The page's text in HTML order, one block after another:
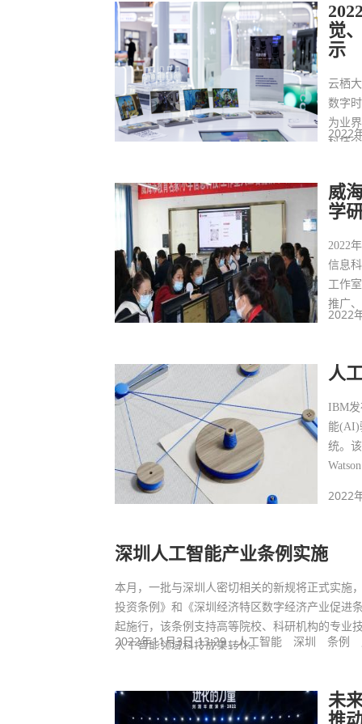
觉
示
云栖
数字
为业
科技
览会。
2022
威
学
2022
信息
工作
推广
2022
人
IBM
能(AI)
统。
2022
深圳人工智能产业条例实施
本月，一批与深圳人密切相关的新规将正式实施
投资条例》和《深圳经济特区数字经济产业促进
起施行，该条例支持高等院校、科研机构的专业
人工智能领域科技成果转化。
2022年11月3日 13:29 人工智能 深圳 条例
未
推